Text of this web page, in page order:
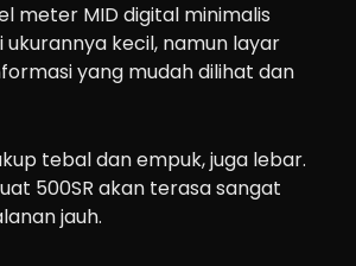
meter MID digital minimalis
kecil, namun layar
yang mudah dilihat dan
tebal dan empuk, juga lebar.
500SR akan terasa sangat
jauh.